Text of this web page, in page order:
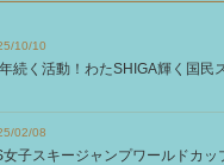
10/10
続く活動！わたSHIGA輝く国民
02/08
女子スキージャンプワールドカ